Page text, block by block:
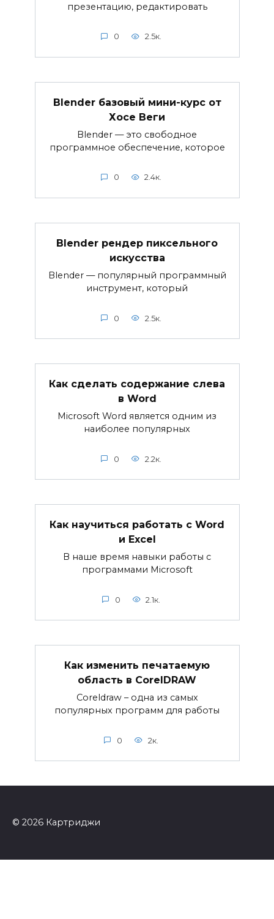
презентацию, редактировать
0 2.5к.
Blender базовый мини-курс от
Хосе Веги
Blender — это свободное
программное обеспечение, которое
0 2.4к.
Blender рендер пиксельного
искусства
Blender — популярный программный
инструмент, который
0 2.5к.
Как сделать содержание слева
в Word
Microsoft Word является одним из
наиболее популярных
0 2.2к.
Как научиться работать с Word
и Excel
В наше время навыки работы с
программами Microsoft
0 2.1к.
Как изменить печатаемую
область в CorelDRAW
Coreldraw – одна из самых
популярных программ для работы
0 2к.
© 2026 Картриджи